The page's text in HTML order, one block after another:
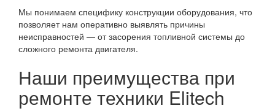
Мы понимаем специфику конструкции оборудования, что
позволяет нам оперативно выявлять причины
неисправностей — от засорения топливной системы до
сложного ремонта двигателя.
Наши преимущества при
ремонте техники Elitech